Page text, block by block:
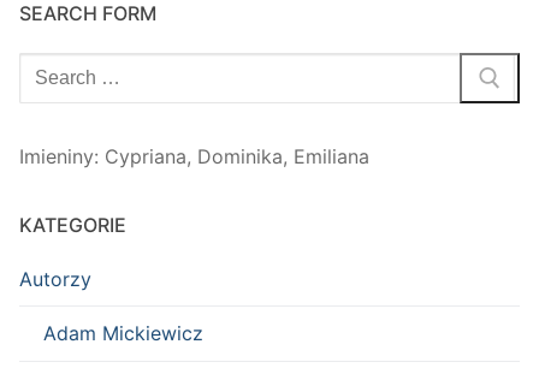
SEARCH FORM
Szukaj:
Imieniny: Cypriana, Dominika, Emiliana
KATEGORIE
Autorzy
Adam Mickiewicz